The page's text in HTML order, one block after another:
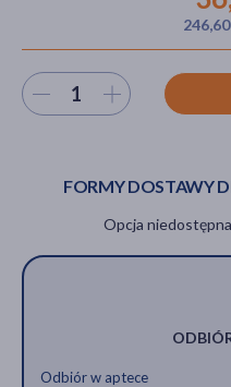
Wybierz ilość
FORMY DOSTAWY
Opcja
Odbiór w aptece